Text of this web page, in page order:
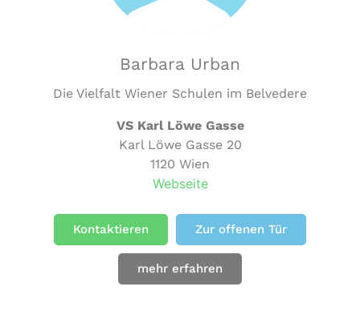
Barbara Urban
Die Vielfalt Wiener Schulen im Belvedere
VS Karl Löwe Gasse
Karl Löwe Gasse 20
1120 Wien
Webseite
Kontaktieren Zur offenen Tür
mehr erfahren